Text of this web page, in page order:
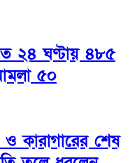
২৪ ঘণ্টায় ৪৮৫
৫০
কারাগারের শেষ